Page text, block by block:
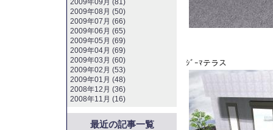
ｼﾞｰﾏテラス
2009年09月 (81)
2009年08月 (50)
2009年07月 (66)
2009年06月 (65)
2009年05月 (69)
2009年04月 (69)
2009年03月 (60)
2009年02月 (53)
2009年01月 (48)
2008年12月 (36)
2008年11月 (16)
最近の記事一覧